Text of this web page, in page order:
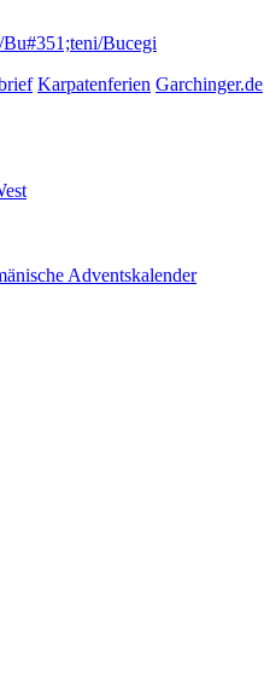
Bucegi
Karpatenferien Garchinger.de
Adventskalender